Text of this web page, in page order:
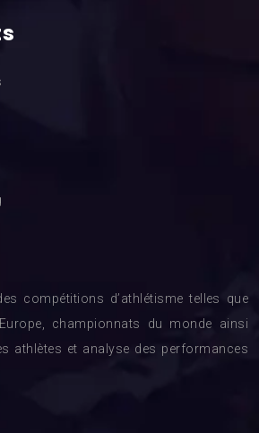
compétitions d’athlétisme telles que
championnats du monde ainsi
athlètes et analyse des performances